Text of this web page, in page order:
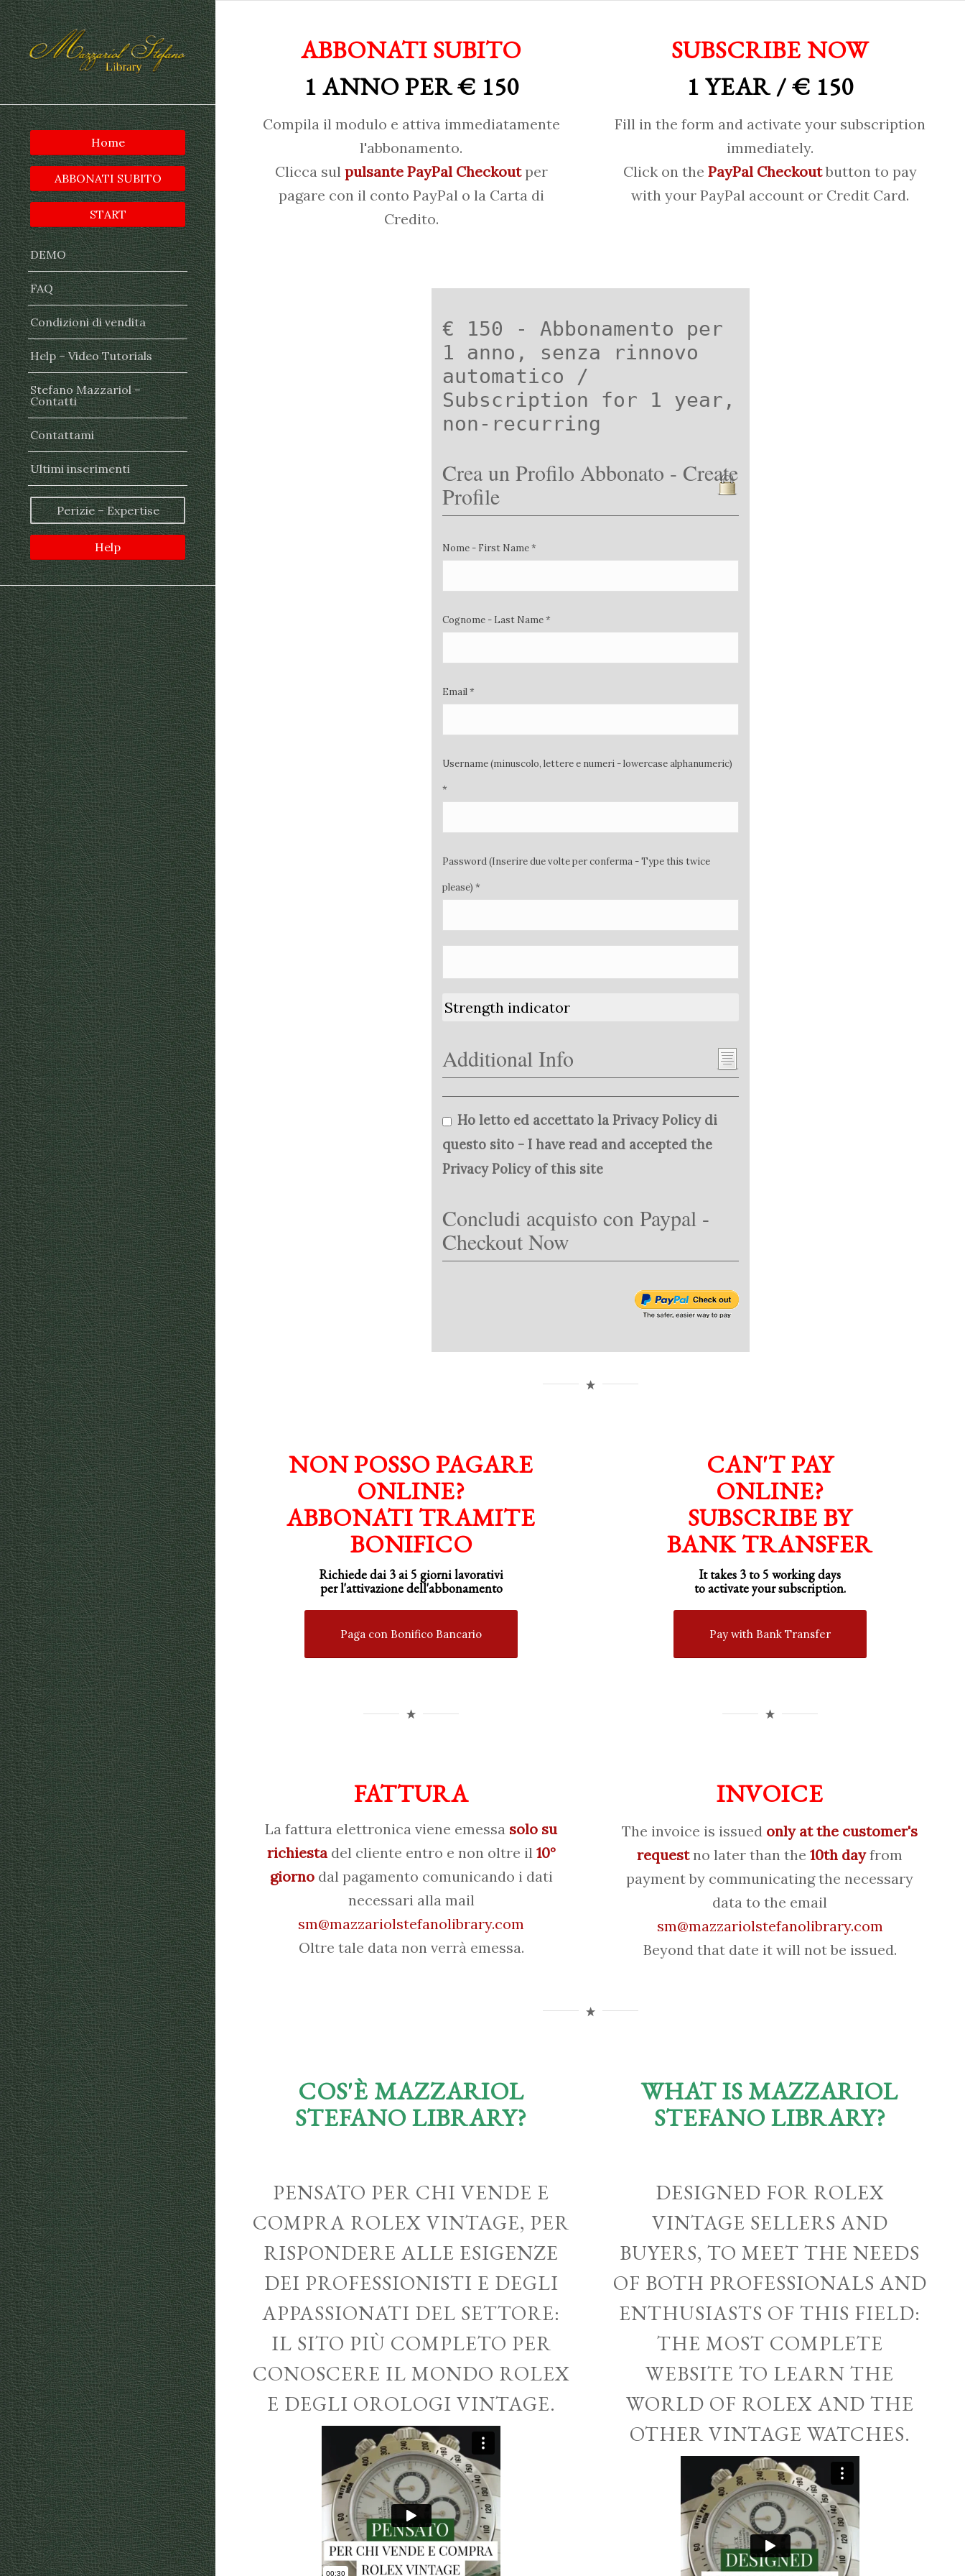
Home
ABBONATI SUBITO
START
DEMO
FAQ
Condizioni di vendita
Help – Video Tutorials
Stefano Mazzariol –
Contatti
Contattami
Ultimi inserimenti
Perizie – Expertise
Help
ABBONATI SUBITO
1 ANNO PER € 150
Compila il modulo e attiva immediatamente
l'abbonamento.
Clicca sul pulsante PayPal Checkoutper
pagare con il conto PayPal o la Carta di
Credito.
SUBSCRIBE NOW
1 YEAR / € 150
Fill in the form and activate your subscription
immediately.
Click on the PayPal Checkoutbutton to pay
with your PayPal account or Credit Card.
€ 150 - Abbonamento per
1 anno, senza rinnovo
automatico /
Subscription for 1 year,
non-recurring
Crea un Profilo Abbonato - Create
Profile
Nome - First Name *
Cognome - Last Name *
Email *
Username (minuscolo, lettere e numeri - lowercase alphanumeric)
*
Password (Inserire due volte per conferma - Type this twice
please) *
Strength indicator
Additional Info
Ho letto ed accettato la Privacy Policy di
questo sito - I have read and accepted the
Privacy Policy of this site
Concludi acquisto con Paypal -
Checkout Now
NON POSSO PAGARE
ONLINE?
ABBONATI TRAMITE
BONIFICO
Richiede dai 3 ai 5 giorni lavorativi
perl'attivazionedell'abbonamento
Paga con Bonifico Bancario
FATTURA
La fattura elettronica viene emessa solo su
richiestadel cliente entro e non oltre il 10°
giornodal pagamento comunicando i dati
necessari alla mail
sm@mazzariolstefanolibrary.com
Oltre tale data non verrà emessa.
CAN'T PAY
ONLINE?
SUBSCRIBE BY
BANK TRANSFER
It takes 3 to 5 working days
to activate your subscription.
Pay with Bank Transfer
INVOICE
The invoice is issued only at the customer's
requestno later than the10th dayfrom
payment by communicating the necessary
data to the email
sm@mazzariolstefanolibrary.com
Beyond that date it will not be issued.
COS'È MAZZARIOL
STEFANO LIBRARY?
WHAT IS MAZZARIOL
STEFANO LIBRARY?
PENSATO PER CHI VENDE E
COMPRA ROLEX VINTAGE, PER
RISPONDERE ALLE ESIGENZE
DEI PROFESSIONISTI E DEGLI
APPASSIONATI DEL SETTORE:
IL SITO PIÙ COMPLETO PER
CONOSCERE IL MONDO ROLEX
E DEGLI OROLOGI VINTAGE.
DESIGNED FOR ROLEX
VINTAGE SELLERS AND
BUYERS, TO MEET THE NEEDS
OF BOTH PROFESSIONALS AND
ENTHUSIASTS OF THIS FIELD:
THE MOST COMPLETE
WEBSITE TO LEARN THE
WORLD OF ROLEX AND THE
OTHER VINTAGE WATCHES.